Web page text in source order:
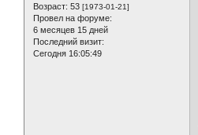
Возраст: 53 [1973-01-21]
Провел на форуме:
6 месяцев 15 дней
Последний визит:
Сегодня 16:05:49